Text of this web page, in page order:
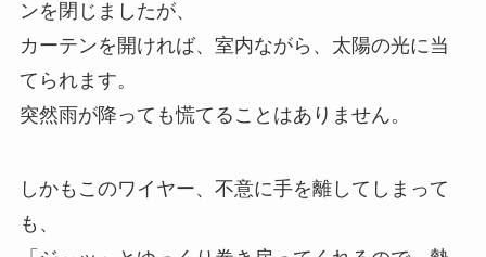
ンを閉じましたが、
カーテンを開ければ、室内ながら、太陽の光に当
てられます。
突然雨が降っても慌てることはありません。
しかもこのワイヤー、不意に手を離してしまって
も、